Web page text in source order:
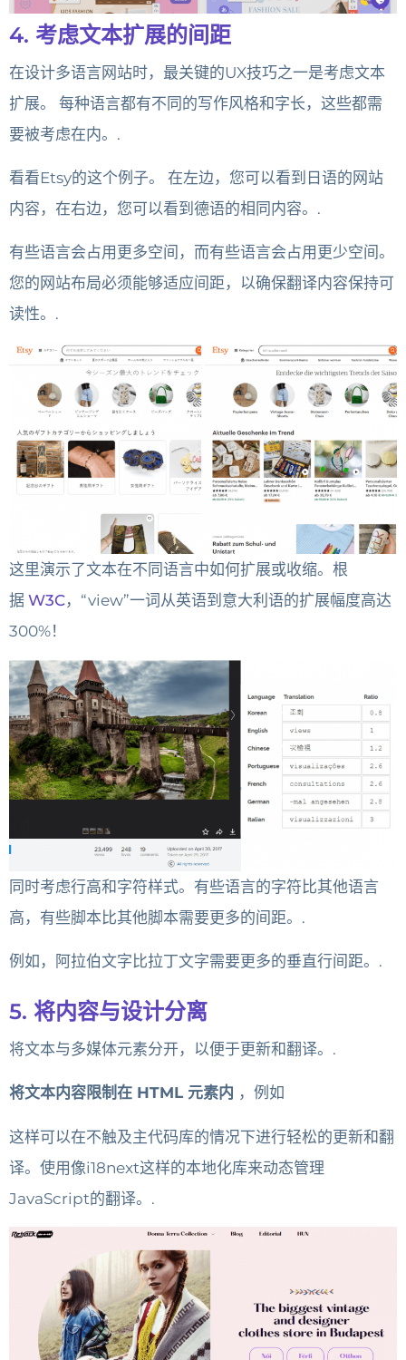
4. 考虑文本扩展的间距
在设计多语言网站时，最关键的UX技巧之一是考虑文本
扩展。 每种语言都有不同的写作风格和字长，这些都需
要被考虑在内。.
看看Etsy的这个例子。 在左边，您可以看到日语的网站
内容，在右边，您可以看到德语的相同内容。.
有些语言会占用更多空间，而有些语言会占用更少空间。
您的网站布局必须能够适应间距，以确保翻译内容保持可
读性。.
这里演示了文本在不同语言中如何扩展或收缩。根
据 W3C，“view”一词从英语到意大利语的扩展幅度高达
300%！
同时考虑行高和字符样式。有些语言的字符比其他语言
高，有些脚本比其他脚本需要更多的间距。.
例如，阿拉伯文字比拉丁文字需要更多的垂直行间距。.
5. 将内容与设计分离
将文本与多媒体元素分开，以便于更新和翻译。.
将文本内容限制在 HTML 元素内 ，例如
这样可以在不触及主代码库的情况下进行轻松的更新和翻
译。使用像i18next这样的本地化库来动态管理
JavaScript的翻译。.